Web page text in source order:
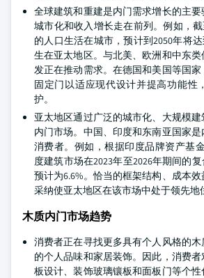
全球建筑和重建是内门需求增长的主
城市化和收入增长走在前列。例如，截
的人口生活在城市，预计到2050年将
生在亚太地区。与北美、欧洲和中东
发正在推动需求。在德国和美国等国
固定门以适应现代设计并提高功能性
护。
亚太地区通过广泛的城市化、大规模
内门市场。中国、印度和东南亚国家
消费者。例如，根据印度品牌资产基
度建筑市场在2023年至2026年期间的复
预计为6.6%。恰当的框架结构、成本
采纳使亚太地区在该市场中处于领先地
木质内门市场趋势
消费者正在寻找更多具有个人风格的
的个人品味和家居装饰。因此，消费
板设计、装饰玻璃镶板和面板门等个性